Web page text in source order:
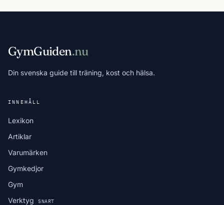
GymGuiden.nu
Din svenska guide till träning, kost och hälsa.
INNEHÅLL
Lexikon
Artiklar
Varumärken
Gymkedjor
Gym
Verktyg
SNART